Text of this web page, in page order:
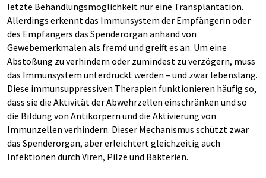
letzte Behandlungsmöglichkeit nur eine Transplantation.
Allerdings erkennt das Immunsystem der Empfängerin oder
des Empfängers das Spenderorgan anhand von
Gewebemerkmalen als fremd und greift es an. Um eine
Abstoßung zu verhindern oder zumindest zu verzögern, muss
das Immunsystem unterdrückt werden – und zwar lebenslang.
Diese immunsuppressiven Therapien funktionieren häufig so,
dass sie die Aktivität der Abwehrzellen einschränken und so
die Bildung von Antikörpern und die Aktivierung von
Immunzellen verhindern. Dieser Mechanismus schützt zwar
das Spenderorgan, aber erleichtert gleichzeitig auch
Infektionen durch Viren, Pilze und Bakterien.